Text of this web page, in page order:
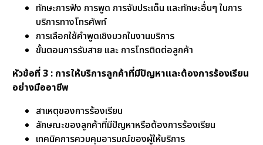
ทักษะการฟัง การพูด การจับประเด็น และทักษะอื่นๆ ในการ
บริการทางโทรศัพท์
การเลือกใช้คำพูดเชิงบวกในงานบริการ
ขั้นตอนการรับสาย และ การโทรติดต่อลูกค้า
หัวข้อที่ 3 : การให้บริการลูกค้าที่มีปัญหาและต้องการร้องเรียน
อย่างมืออาชีพ
สาเหตุของการร้องเรียน
ลักษณะของลูกค้าที่มีปัญหาหรือต้องการร้องเรียน
เทคนิคการควบคุมอารมณ์ของผู้ให้บริการ